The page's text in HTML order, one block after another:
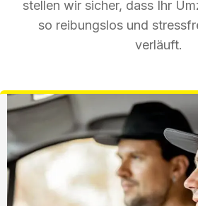
stellen wir sicher, dass Ihr
so reibungslos und
verläuft.